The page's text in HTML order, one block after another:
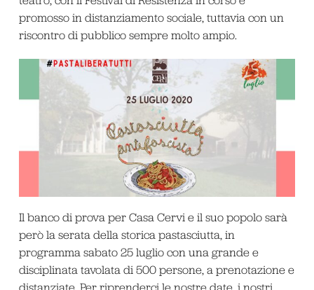
promosso in distanziamento sociale, tuttavia con un
riscontro di pubblico sempre molto ampio.
Il banco di prova per Casa Cervi e il suo popolo sarà
però la serata della storica pastasciutta, in
programma sabato 25 luglio con una grande e
disciplinata tavolata di 500 persone, a prenotazione e
distanziate. Per riprenderci le nostre date, i nostri